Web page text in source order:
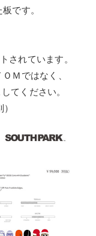
です。
されています。
Ｍではなく、
てください。